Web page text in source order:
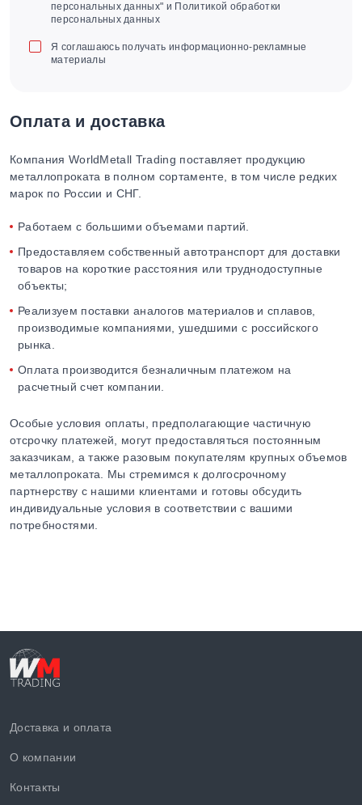
персональных данных" и Политикой обработки
персональных данных
Я соглашаюсь получать информационно-рекламные
материалы
Оплата и доставка
Компания WorldMetall Trading поставляет продукцию
металлопроката в полном сортаменте, в том числе редких
марок по России и СНГ.
Работаем с большими объемами партий.
Предоставляем собственный автотранспорт для доставки
товаров на короткие расстояния или труднодоступные
объекты;
Реализуем поставки аналогов материалов и сплавов,
производимые компаниями, ушедшими с российского
рынка.
Оплата производится безналичным платежом на
расчетный счет компании.
Особые условия оплаты, предполагающие частичную
отсрочку платежей, могут предоставляться постоянным
заказчикам, а также разовым покупателям крупных объемов
металлопроката. Мы стремимся к долгосрочному
партнерству с нашими клиентами и готовы обсудить
индивидуальные условия в соответствии с вашими
потребностями.
Доставка и оплата
О компании
Контакты